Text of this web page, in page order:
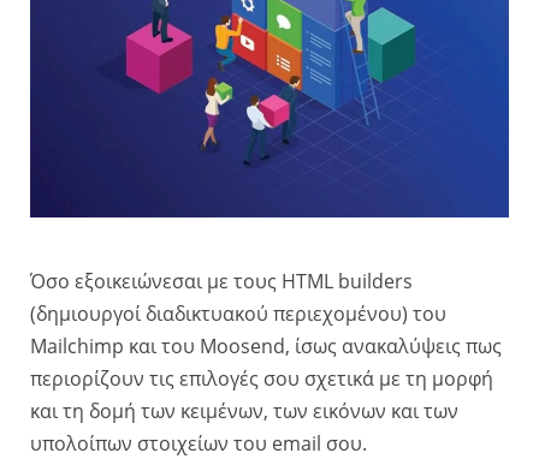
Όσο εξοικειώνεσαι με τους HTML builders
(δημιουργοί διαδικτυακού περιεχομένου) του
Mailchimp και του Moosend, ίσως ανακαλύψεις πως
περιορίζουν τις επιλογές σου σχετικά με τη μορφή
και τη δομή των κειμένων, των εικόνων και των
υπολοίπων στοιχείων του email σου.